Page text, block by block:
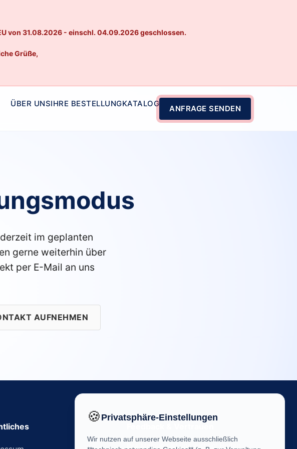
von 31.08.2026 - einschl. 04.09.2026 geschlossen.
Grüße,
ÜBER UNSIHRE BESTELLUNGKATALOG
ANFRAGE SENDEN
im geplanten
gerne weiterhin über
per E-Mail an uns
AUFNEHMEN
Ihre Meinung ist uns wichtig! Helfen
🍪Privatsphäre-Einstellungen
Wir nutzen auf unserer Webseite ausschließlich